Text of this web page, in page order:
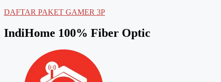
DAFTAR PAKET GAMER 3P
IndiHome 100% Fiber Optic